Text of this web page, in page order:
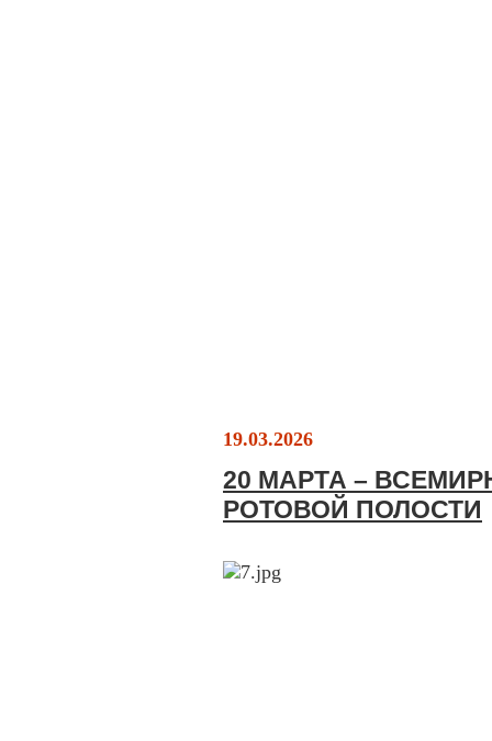
19.03.2026
20 МАРТА –
РОТОВОЙ ПОЛОСТИ